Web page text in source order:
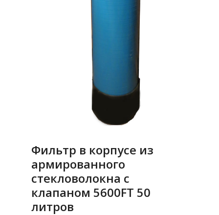
Фильтр в корпусе из
армированного
стекловолокна с
клапаном 5600FT 50
литров